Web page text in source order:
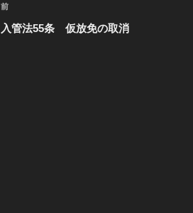
稿
過
去
前
入管法55条 仮放免の取消